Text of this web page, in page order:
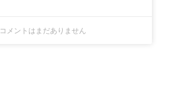
コメントはまだありません